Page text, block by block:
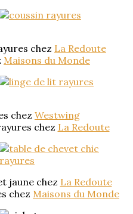
chez La Redoute
Maisons du Monde
chez Westwing
chez La Redoute
jaune chez La Redoute
chez Maisons du Monde